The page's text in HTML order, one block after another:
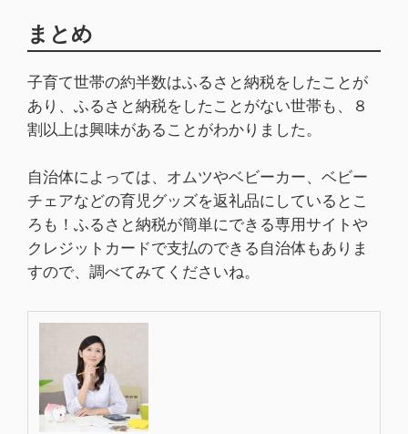
まとめ
子育て世帯の約半数はふるさと納税をしたことが
あり、ふるさと納税をしたことがない世帯も、８
割以上は興味があることがわかりました。
自治体によっては、オムツやベビーカー、ベビー
チェアなどの育児グッズを返礼品にしているとこ
ろも！ふるさと納税が簡単にできる専用サイトや
クレジットカードで支払のできる自治体もありま
すので、調べてみてくださいね。